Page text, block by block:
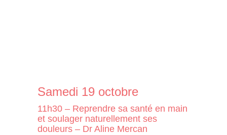
Samedi 19 octobre
11h30 – Reprendre sa santé en main
et soulager naturellement ses
douleurs – Dr Aline Mercan